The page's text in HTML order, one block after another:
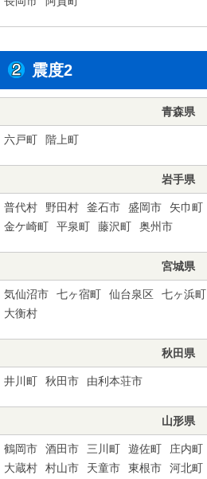
震度2
青森県
六戸町 階上町
岩手県
普代村 野田村 釜石市 盛岡市 矢巾町
金ケ崎町
平泉町 藤沢町 奥州市
宮城県
気仙沼市 七ヶ宿町 仙台泉区 七ヶ浜町
大衡村
秋田県
井川町 秋田市 由利本荘市
山形県
鶴岡市 酒田市 三川町 遊佐町 庄内町
大蔵村
村山市 天童市 東根市 河北町